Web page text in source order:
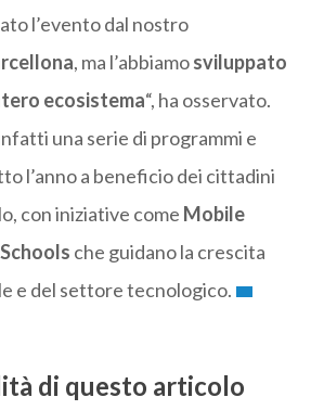
l’evento dal nostro
, ma l’abbiamosviluppato
ecosistema“, ha osservato.
una serie di programmi e
l’anno a beneficio dei cittadini
con iniziative come Mobile
che guidano la crescita
e del settore tecnologico.
di questo articolo